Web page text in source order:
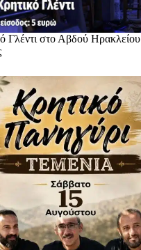
Γλέντι στο Αβδού Ηρακλείου